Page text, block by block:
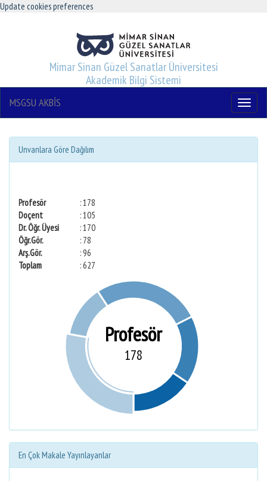
Update cookies preferences
Mimar Sinan Güzel Sanatlar Üniversitesi
Akademik Bilgi Sistemi
Menu
MSGSU AKBİS
Unvanlara Göre Dağılım
Profesör
: 178
Doçent
: 105
Dr. Öğr. Üyesi
: 170
Öğr.Gör.
: 78
Arş.Gör.
: 96
Toplam
: 627
Profesör
178
En Çok Makale Yayınlayanlar